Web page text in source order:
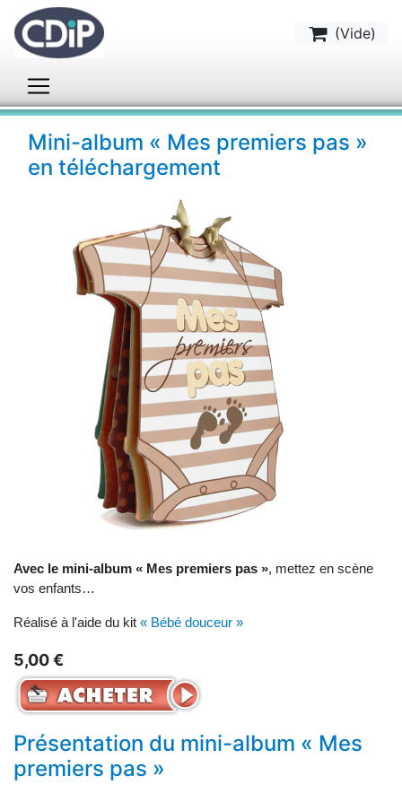
(Vide)
Mini-album « Mes premiers pas »
en téléchargement
Avec le mini-album « Mes premiers pas », mettez en scène
vos enfants…
Réalisé à l'aide du kit « Bébé douceur »
5,00 €
Présentation du mini-album « Mes
premiers pas »